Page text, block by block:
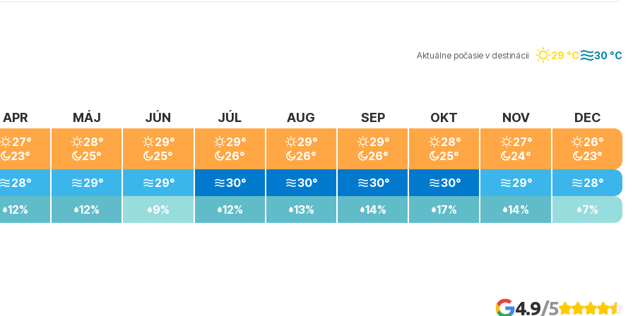
golf.
Aktuálne počasie v destinácii 29 °C 30 °C
APR
27°
23°
28°
12%
MÁJ
28°
25°
29°
12%
JÚN
29°
25°
29°
9%
JÚL
29°
26°
30°
12%
AUG
29°
26°
30°
13%
SEP
29°
26°
30°
14%
OKT
28°
25°
30°
17%
NOV
27°
24°
29°
14%
DEC
26°
23°
28°
7%
4.9/5